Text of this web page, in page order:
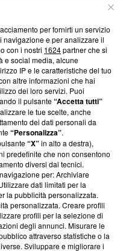
su Blasting
su come ci impegniamo a
la nostra aderenza a
Blasting News non è
ha richiesto di farne
una verifica di
per fornirti un servizio
e per analizzare il
con i nostri 1624partner che si
e social media, alcune
IP e le caratteristiche del tuo
altre informazioni che hai
dei loro servizi. Puoi
il pulsante“Accetta tutti”
le tue scelte, anche
dei dati personali da
“Personalizza”.
“X”in alto a destra),
predefinite che non consentono
diversi dai tecnici.
per: Archiviare
dati limitati per la
la pubblicità personalizzata.
personalizzata. Creare profili
profili per la selezione di
degli annunci. Misurare le
attraverso statistiche o la
Sviluppare e migliorare i